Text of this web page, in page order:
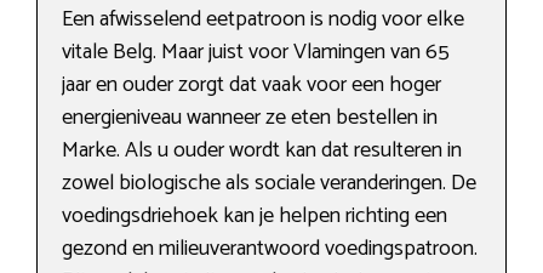
Een afwisselend eetpatroon is nodig voor elke
vitale Belg. Maar juist voor Vlamingen van 65
jaar en ouder zorgt dat vaak voor een hoger
energieniveau wanneer ze eten bestellen in
Marke. Als u ouder wordt kan dat resulteren in
zowel biologische als sociale veranderingen. De
voedingsdriehoek kan je helpen richting een
gezond en milieuverantwoord voedingspatroon.